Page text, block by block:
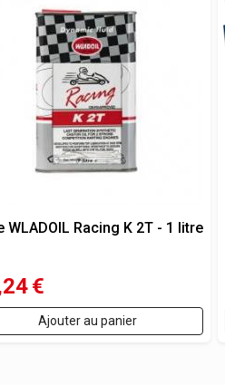
WLADOIL Racing K 2T - 1 litre
€
Ajouter au panier